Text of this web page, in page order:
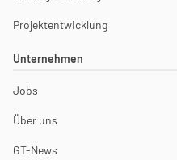
Projektentwicklung
Unternehmen
Jobs
Über uns
GT-News